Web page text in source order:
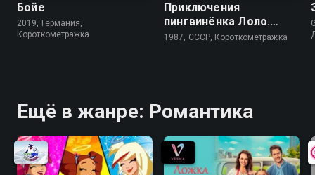
Бойе
2019, Германия,
Короткометражка
Приключения
пингвинёнка Лоло.
Фильм третий
1987, СССР, Короткометражка
Ещё в жанре: Романтика